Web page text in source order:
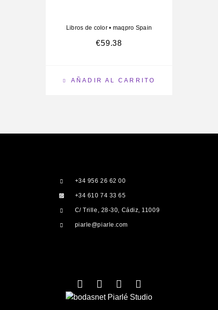
AÑADIR AL CARRITO
Libros de color• maqpro Spain
€59.38
+34 956 26 62 00
+34 610 74 33 65
C/ Trille, 28-30, Cádiz, 11009
piarle@piarle.com